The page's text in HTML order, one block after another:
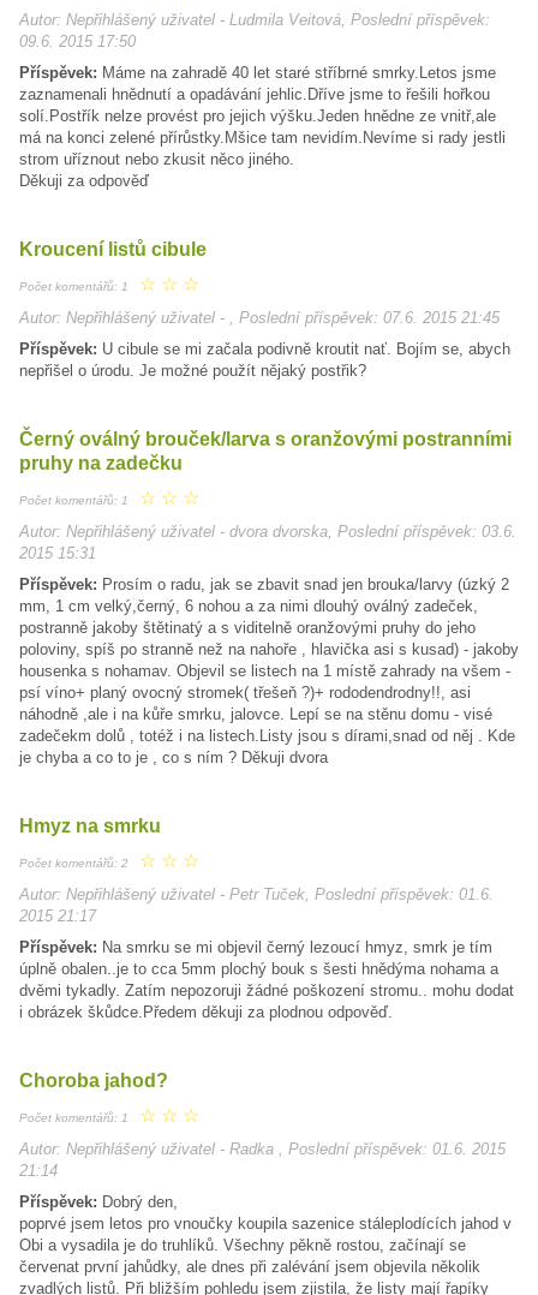
Autor: Nepřihlášený uživatel - Ludmila Veitová, Poslední příspěvek:
09.6. 2015 17:50
Příspěvek: Máme na zahradě 40 let staré stříbrné smrky.Letos jsme
zaznamenali hnědnutí a opadávání jehlic.Dříve jsme to řešili hořkou
solí.Postřík nelze provést pro jejich výšku.Jeden hnědne ze vnitř,ale
má na konci zelené přírůstky.Mšice tam nevidím.Nevíme si rady jestli
strom uříznout nebo zkusit něco jiného.
Děkuji za odpověď
Kroucení listů cibule
Počet komentářů: 1 ☆ ☆ ☆
Autor: Nepřihlášený uživatel - , Poslední příspěvek: 07.6. 2015 21:45
Příspěvek: U cibule se mi začala podivně kroutit nať. Bojím se, abych
nepřišel o úrodu. Je možné použít nějaký postřik?
Černý oválný brouček/larva s oranžovými postranními
pruhy na zadečku
Počet komentářů: 1 ☆ ☆ ☆
Autor: Nepřihlášený uživatel - dvora dvorska, Poslední příspěvek: 03.6.
2015 15:31
Příspěvek: Prosím o radu, jak se zbavit snad jen brouka/larvy (úzký 2
mm, 1 cm velký,černý, 6 nohou a za nimi dlouhý oválný zadeček,
postranně jakoby štětinatý a s viditelně oranžovými pruhy do jeho
poloviny, spíš po stranně než na nahoře , hlavička asi s kusad) - jakoby
housenka s nohamav. Objevil se listech na 1 místě zahrady na všem -
psí víno+ planý ovocný stromek( třešeň ?)+ rododendrodny!!, asi
náhodně ,ale i na kůře smrku, jalovce. Lepí se na stěnu domu - visé
zadečekm dolů , totéž i na listech.Listy jsou s dírami,snad od něj . Kde
je chyba a co to je , co s ním ? Děkuji dvora
Hmyz na smrku
Počet komentářů: 2 ☆ ☆ ☆
Autor: Nepřihlášený uživatel - Petr Tuček, Poslední příspěvek: 01.6.
2015 21:17
Příspěvek: Na smrku se mi objevil černý lezoucí hmyz, smrk je tím
úplně obalen..je to cca 5mm plochý bouk s šesti hnědýma nohama a
dvěmi tykadly. Zatím nepozoruji žádné poškození stromu.. mohu dodat
i obrázek škůdce.Předem děkuji za plodnou odpověď.
Choroba jahod?
Počet komentářů: 1 ☆ ☆ ☆
Autor: Nepřihlášený uživatel - Radka , Poslední příspěvek: 01.6. 2015
21:14
Příspěvek: Dobrý den,
poprvé jsem letos pro vnoučky koupila sazenice stáleplodících jahod v
Obi a vysadila je do truhlíků. Všechny pěkně rostou, začínají se
červenat první jahůdky, ale dnes při zalévání jsem objevila několik
zvadlých listů. Při bližším pohledu jsem zjistila, že listy mají řapíky